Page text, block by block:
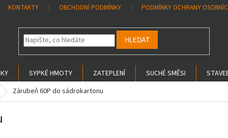
KONTAKTY OBCHODNÍ PODMÍNKY PODMÍNKY OCHRANY
HLEDAT
SYPKÉ HMOTY ZATEPLENÍ SUCHÉ SMĚSI
Zárubeň 60P do sádrokartonu